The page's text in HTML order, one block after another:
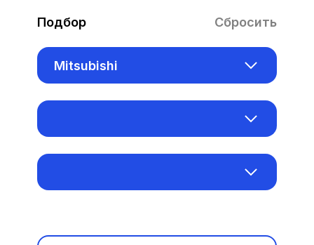
Подбор Сбросить
Mitsubishi
Acura
Alfa Romeo
Bosch EDC16C39
Bosch EDC16U31